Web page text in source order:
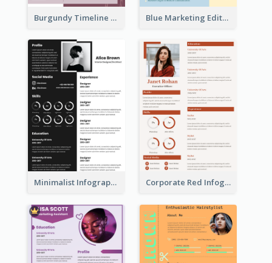
Burgundy Timeline Marketer Resume Blue Marketing Editor Resume
Minimalist Infographic Resume Corporate Red Infographic Resume